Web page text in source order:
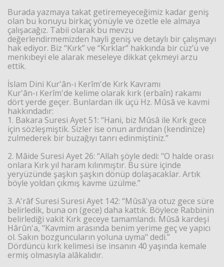
Burada yazmaya takat getiremeyeceğimiz kadar geniş
olan bu konuyu birkaç yönüyle ve özetle ele almaya
çalışacağız. Tabii olarak bu mevzu
değerlendirmemizden hayli geniş ve detaylı bir çalışmayı
hak ediyor. Biz “Kırk” ve “Kırklar” hakkında bir cüz’ü ve
menkıbeyi ele alarak meseleye dikkat çekmeyi arzu
ettik.
İslam Dini Kur'ân-ı Kerîm'de Kırk Kavramı
Kur'ân-ı Kerîm'de kelime olarak kırk (erbaîn) rakamı
dört yerde geçer. Bunlardan ilk üçü Hz. Mûsâ ve kavmi
hakkındadır:
1. Bakara Suresi Ayet 51: “Hani, biz Mûsâ ile Kırk gece
için sözleşmiştik. Sizler ise onun ardından (kendinize)
zulmederek bir buzağıyı tanrı edinmiştiniz.”
2. Mâide Suresi Ayet 26: “Allah şöyle dedi: "O halde orası
onlara Kırk yıl haram kılınmıştır. Bu süre içinde
yeryüzünde şaşkın şaşkın dönüp dolaşacaklar. Artık
böyle yoldan çıkmış kavme üzülme.”
3. A'râf Suresi Suresi Ayet 142: “Mûsâ'ya otuz gece süre
belirledik, buna on (gece) daha kattık. Böylece Rabbinin
belirlediği vakit Kırk geceye tamamlandı. Mûsâ kardeşi
Hârûn'a, "Kavmim arasında benim yerime geç ve yapıcı
ol. Sakın bozguncuların yoluna uyma" dedi.”
Dördüncü kırk kelimesi ise insanın 40 yaşında kemale
ermiş olmasıyla alâkalıdır.